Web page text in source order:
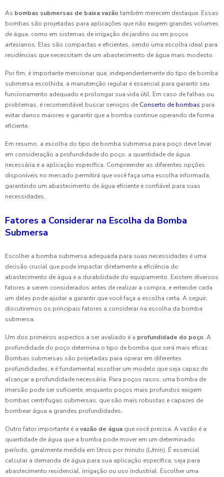
As bombas submersas de baixa vazão também merecem destaque. Essas
bombas são projetadas para aplicações que não exigem grandes volumes
de água, como em sistemas de irrigação de jardins ou em poços
artesianos. Elas são compactas e eficientes, sendo uma escolha ideal para
residências que necessitam de um abastecimento de água mais modesto.
Por fim, é importante mencionar que, independentemente do tipo de bomba
submersa escolhida, a manutenção regular é essencial para garantir seu
funcionamento adequado e prolongar sua vida útil. Em caso de falhas ou
problemas, é recomendável buscar serviços de Conserto de bombas para
evitar danos maiores e garantir que a bomba continue operando de forma
eficiente.
Em resumo, a escolha do tipo de bomba submersa para poço deve levar
em consideração a profundidade do poço, a quantidade de água
necessária e a aplicação específica. Compreender as diferentes opções
disponíveis no mercado permitirá que você faça uma escolha informada,
garantindo um abastecimento de água eficiente e confiável para suas
necessidades.
Fatores a Considerar na Escolha da Bomba
Submersa
Escolher a bomba submersa adequada para suas necessidades é uma
decisão crucial que pode impactar diretamente a eficiência do
abastecimento de água e a durabilidade do equipamento. Existem diversos
fatores a serem considerados antes de realizar a compra, e entender cada
um deles pode ajudar a garantir que você faça a escolha certa. A seguir,
discutiremos os principais fatores a considerar na escolha da bomba
submersa.
Um dos primeiros aspectos a ser avaliado é a profundidade do poço. A
profundidade do poço determina o tipo de bomba que será mais eficaz.
Bombas submersas são projetadas para operar em diferentes
profundidades, e é fundamental escolher um modelo que seja capaz de
alcançar a profundidade necessária. Para poços rasos, uma bomba de
imersão pode ser suficiente, enquanto poços mais profundos exigem
bombas centrífugas submersas, que são mais robustas e capazes de
bombear água a grandes profundidades.
Outro fator importante é a vazão de água que você precisa. A vazão é a
quantidade de água que a bomba pode mover em um determinado
período, geralmente medida em litros por minuto (L/min). É essencial
calcular a demanda de água para sua aplicação específica, seja para
abastecimento residencial, irrigação ou uso industrial. Escolher uma